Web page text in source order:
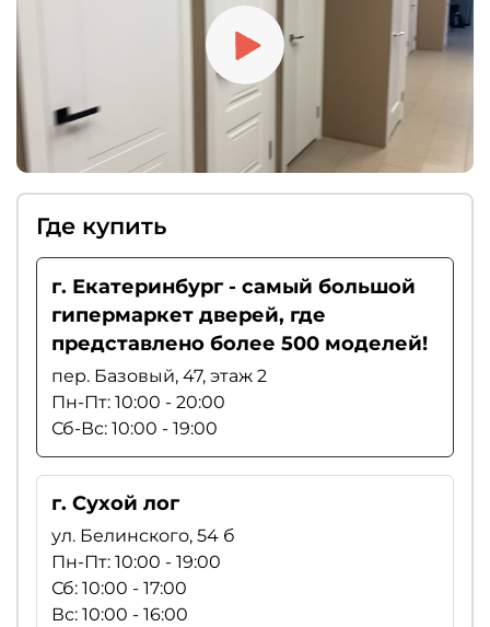
Где купить
г. Екатеринбург - самый большой
гипермаркет дверей, где
представлено более 500 моделей!
пер. Базовый, 47, этаж 2
Пн-Пт: 10:00 - 20:00
Сб-Вс: 10:00 - 19:00
г. Сухой лог
ул. Белинского, 54 б
Пн-Пт: 10:00 - 19:00
Сб: 10:00 - 17:00
Вс: 10:00 - 16:00